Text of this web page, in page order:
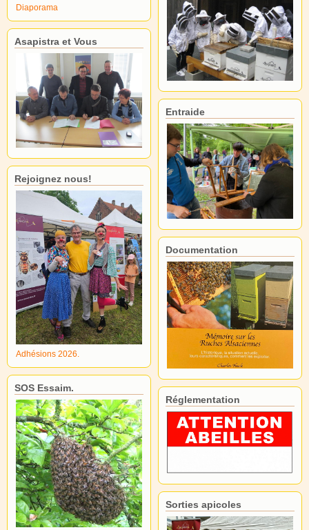
Diaporama
Asapistra et Vous
Rejoignez nous!
Adhésions 2026.
SOS Essaim.
Entraide
Documentation
Réglementation
Sorties apicoles